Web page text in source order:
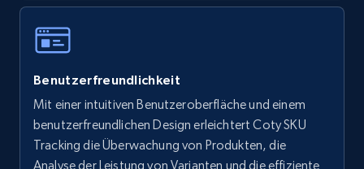
specific keywords
URL, Final price, Sku, Currency, Gtin,
Specifications, Image urls, Top reviews, and
more.
Benutzerfreundlichkeit
Mit einer intuitiven Benutzeroberfläche und einem
benutzerfreundlichen Design erleichtert Coty SKU
Tracking die Überwachung von Produkten, die
Analyse der Leistung von Varianten und die effiziente